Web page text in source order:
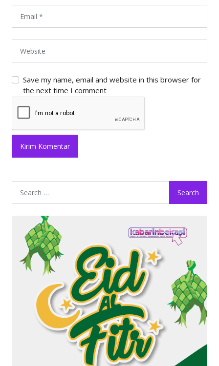
Save my name, email and website in this browser for
the next time I comment